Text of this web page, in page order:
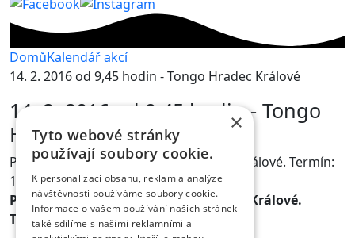
DomůKalendář akcí
14. 2. 2016 od 9,45 hodin - Tongo Hradec Králové
14. 2. 2016 od 9,45 hodin - Tongo
Hradec Králové
Připravujeme návštěvu Tonga Hradec Králové. Termín:
14. 2. 2016 od 9,45 hodin.
Připravujeme návštěvu Tonga Hradec Králové.
Termín: 14. 2. 2016 od 9,45 hodin.
×
Tyto webové stránky
používají soubory cookie.
K personalizaci obsahu, reklam a analýze
návštěvnosti používáme soubory cookie.
Informace o vašem používání našich stránek
také sdílíme s našimi reklamními a